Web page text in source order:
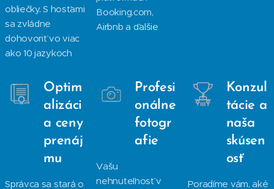
obliečky. S hosťami
sa zvládne
dohovoriť vo viac
ako 10 jazykoch
Booking.com,
Airbnb a ďalšie
Optim
alizáci
a ceny
prenáj
mu
Správca sa stará o
Profesi
onálne
fotogr
afie
Vašu
nehnuteľnosť v
Konzul
tácie a
naša
skúsen
osť
Poradíme vám, aké